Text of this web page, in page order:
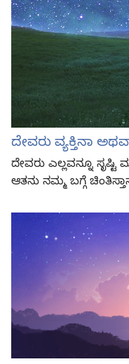
ದೇವರು ವ್ಯಕ್ತಿನಾ
ದೇವರು ಎಲ್ಲವನ್ನೂ
ಆತನು ನಮ್ಮ ಬಗ್ಗೆ